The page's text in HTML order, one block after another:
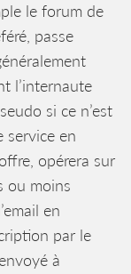
le forum de
passe
l’internaute
si ce n’est
service en
opérera sur
ou moins
en
par le
à